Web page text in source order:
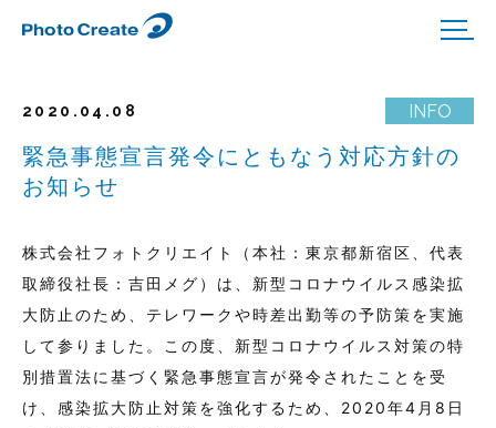
2020.04.08
緊急事態宣言発令にともなう対応方針の
お知らせ
株式会社フォトクリエイト（本社：東京都新宿区、代表
取締役社長：吉田メグ）は、新型コロナウイルス感染拡
大防止のため、テレワークや時差出勤等の予防策を実施
して参りました。この度、新型コロナウイルス対策の特
別措置法に基づく緊急事態宣言が発令されたことを受
け、感染拡大防止対策を強化するため、2020年4月8日